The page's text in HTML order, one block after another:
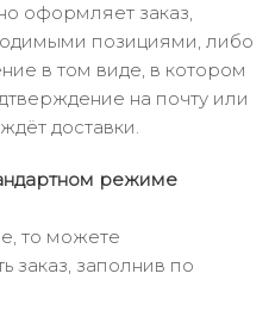
оформляет заказ,
позициями, либо
в том виде, в котором
на почту или
доставки.
режиме
то можете
заказ, заполнив по